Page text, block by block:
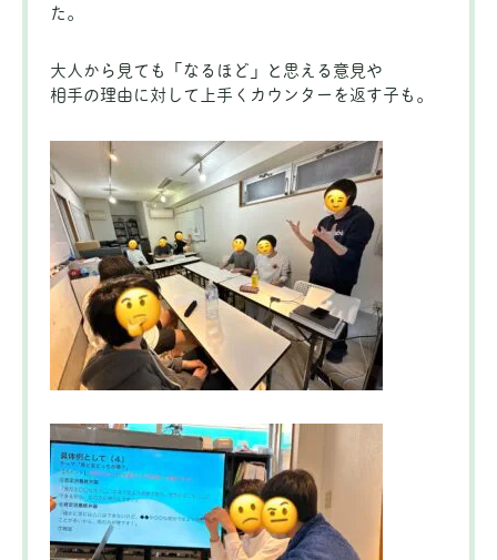
た。
大人から見ても「なるほど」と思える意見や
相手の理由に対して上手くカウンターを返す子も。